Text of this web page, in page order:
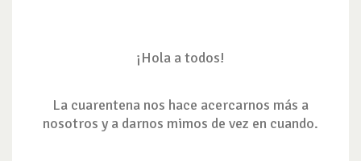
¡Hola a todos!
La cuarentena nos hace acercarnos más a
nosotros y a darnos mimos de vez en cuando.